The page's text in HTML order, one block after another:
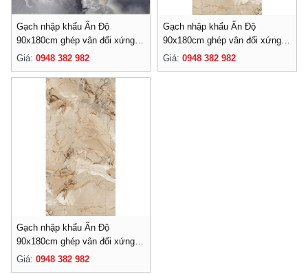
Gạch nhập khẩu Ấn Độ
90x180cm ghép vân đối xứng-
003
Giá: 0948 382 982
Gạch nhập khẩu Ấn Độ
90x180cm ghép vân đối xứng-
002
Giá: 0948 382 982
Gạch nhập khẩu Ấn Độ
90x180cm ghép vân đối xứng-
001
Giá: 0948 382 982